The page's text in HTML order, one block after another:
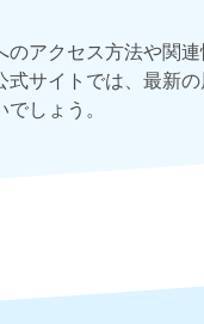
アクセス方法や関
サイトでは、最新
しょう。